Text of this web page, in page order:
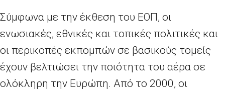
Σύμφωνα με την έκθεση του ΕΟΠ, οι
ενωσιακές, εθνικές και τοπικές πολιτικές και
οι περικοπές εκπομπών σε βασικούς τομείς
έχουν βελτιώσει την ποιότητα του αέρα σε
ολόκληρη την Ευρώπη. Από το 2000, οι